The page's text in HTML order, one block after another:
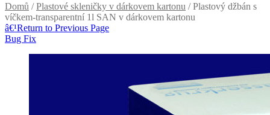
Domů /Plastové skleničky v dárkovem kartonu / Plastový džbán s
víčkem-transparentní 1l SAN v dárkovem kartonu
â€¹Return to Previous Page
Bug Fix